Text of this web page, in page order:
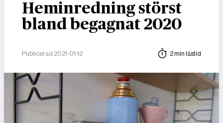
Heminredning störst
bland begagnat 2020
Publicerad 2021-01-12 2 min lästid